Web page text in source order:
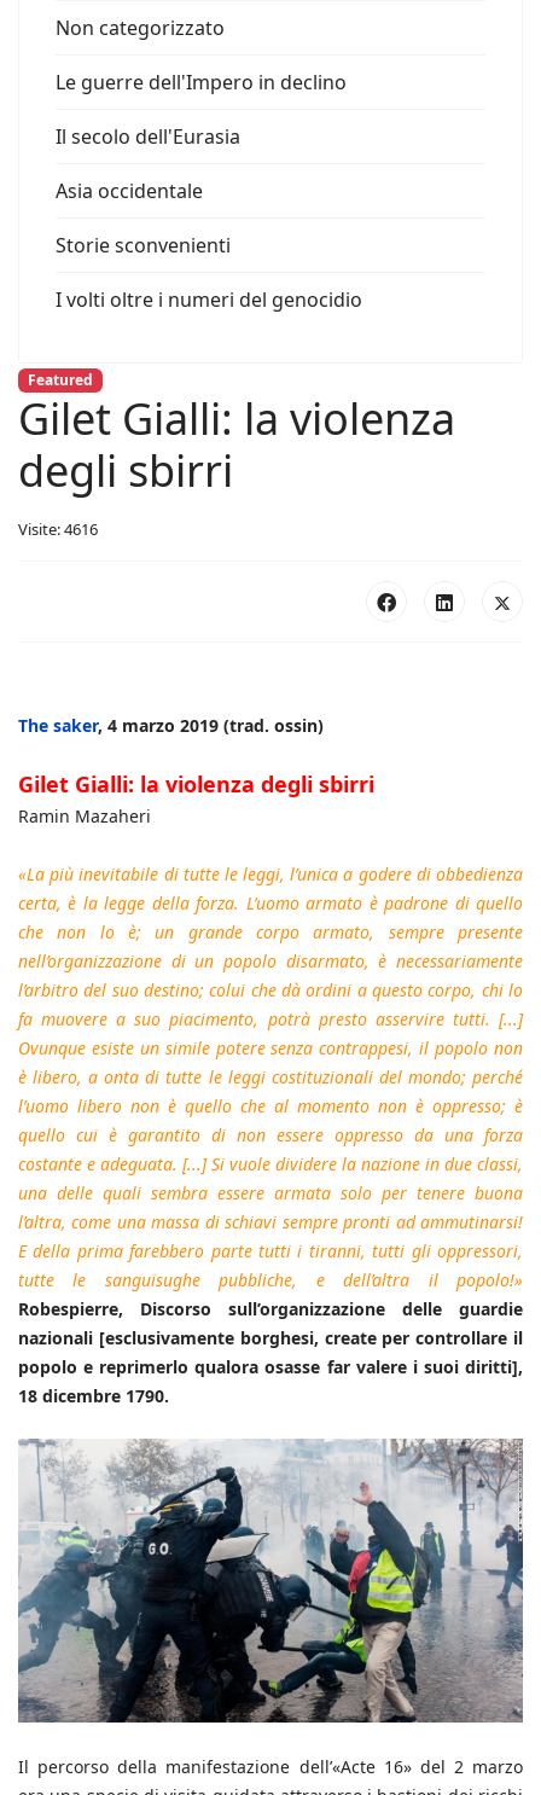
Non categorizzato
Le guerre dell'Impero in declino
Il secolo dell'Eurasia
Asia occidentale
Storie sconvenienti
I volti oltre i numeri del genocidio
Featured
Gilet Gialli: la violenza
degli sbirri
Visite: 4616
The saker, 4 marzo 2019 (trad. ossin)
Gilet Gialli: la violenza degli sbirri
Ramin Mazaheri
«La più inevitabile di tutte le leggi, l’unica a godere di obbedienza
certa, è la legge della forza. L’uomo armato è padrone di quello
che non lo è; un grande corpo armato, sempre presente
nell’organizzazione di un popolo disarmato, è necessariamente
l’arbitro del suo destino; colui che dà ordini a questo corpo, chi lo
fa muovere a suo piacimento, potrà presto asservire tutti. [...]
Ovunque esiste un simile potere senza contrappesi, il popolo non
è libero, a onta di tutte le leggi costituzionali del mondo; perché
l’uomo libero non è quello che al momento non è oppresso; è
quello cui è garantito di non essere oppresso da una forza
costante e adeguata. [...] Si vuole dividere la nazione in due classi,
una delle quali sembra essere armata solo per tenere buona
l’altra, come una massa di schiavi sempre pronti ad ammutinarsi!
E della prima farebbero parte tutti i tiranni, tutti gli oppressori,
tutte le sanguisughe pubbliche, e dell’altra il popolo!»
Robespierre, Discorso sull’organizzazione delle guardie
nazionali [esclusivamente borghesi, create per controllare il
popolo e reprimerlo qualora osasse far valere i suoi diritti],
18 dicembre 1790.
Il percorso della manifestazione dell’«Acte 16» del 2 marzo